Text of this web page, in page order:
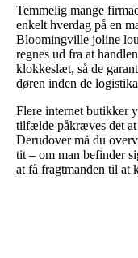
Temmelig mange
enkelt hverdag på en
Bloomingville joline
regnes ud fra at
klokkeslæt, så de
døren inden de
Flere internet butikker
tilfælde påkræves det at
Derudover må du
tit – om man befinder
at få fragtmanden til at